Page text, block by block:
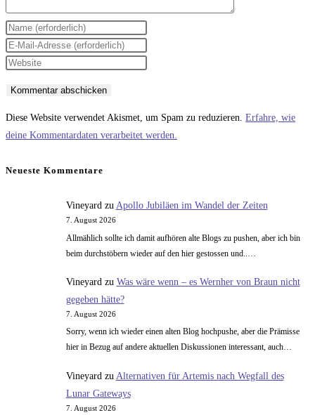
Gib
deinen
Namen
zum
Kommentieren
Gib
deine
Adresse
zum
ein
Gib
URL
ein
Diese Website verwendet Akismet, um Spam zu reduzieren. Erfahre, wie
deine Kommentardaten verarbeitet werden.
Neueste Kommentare
Vineyardzu Apollo Jubiläen im Wandel der Zeiten
7. August 2026
Allmählich sollte ich damit aufhören alte Blogs zu pushen, aber ich bin
beim durchstöbern wieder auf den hier gestossen und..…
Vineyard zu Was wäre wenn – es Wernher von Braun nicht
gegeben hätte?
7. August 2026
Sorry, wenn ich wieder einen alten Blog hochpushe, aber die Prämisse
hier in Bezug auf andere aktuellen Diskussionen interessant, auch…
Vineyard zu Alternativen für Artemis nach Wegfall des
Lunar Gateways
7. August 2026